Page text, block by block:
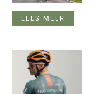
LEES MEER